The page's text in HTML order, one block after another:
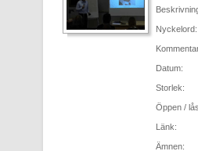
Nyckelord:
Datum:
Storlek:
Öppen /
Länk:
Ämnen: